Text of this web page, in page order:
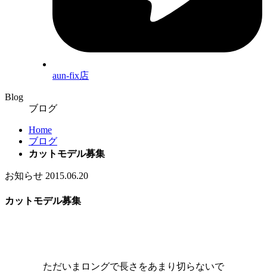
aun-fix店
Blog
ブログ
Home
ブログ
カットモデル募集
お知らせ 2015.06.20
カットモデル募集
ただいまロングで長さをあまり切らないで